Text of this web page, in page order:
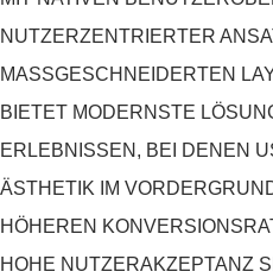
NUTZERZENTRIERTER
MASSGESCHNEIDERTEN
IETET MODERNSTE
RLEBNISSEN, BEI DENEN
STHETIK IM VORDERGRUND
ÖHEREN
OHE NUTZERAKZEPTANZ